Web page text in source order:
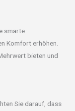
smarte
Komfort erhöhen.
bieten und
Sie darauf, dass